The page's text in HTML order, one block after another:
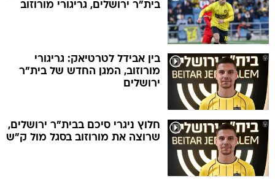
בית"ר ירושלים, גריגורי מורוזוב
בין אבידל לטרטיאק: גריגורי
מורוזוב, המגן החדש של בית"ר
ירושלים
חלוץ ניגרי סיכם בבית"ר ירושלים,
שרוצה את מורוזוב בסגל מול ק"ש